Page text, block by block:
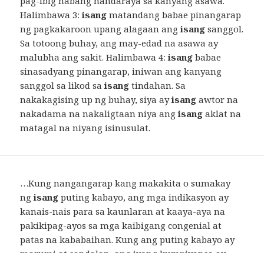
Halimbawa 3:isang matandang babae pinangarap
ng pagkakaroon upang alagaan angisang sanggol.
Sa totoong buhay, ang may-edad na asawa ay
malubha ang sakit. Halimbawa 4:isang babae
sinasadyang pinangarap, iniwan ang kanyang
sanggol sa likod saisang tindahan. Sa
nakakagising up ng buhay, siya ayisang awtor na
nakadama na nakaligtaan niya angisang aklat na
matagal na niyang isinusulat.
…Kung nangangarap kang makakita o sumakay
ngisang puting kabayo, ang mga indikasyon ay
kanais-nais para sa kaunlaran at kaaya-aya na
pakikipag-ayos sa mga kaibigang congenial at
patas na kababaihan. Kung ang puting kabayo ay